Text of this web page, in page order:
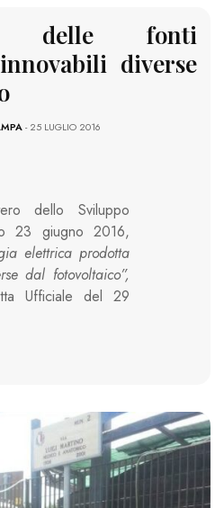
delle fonti
diverse
- 25 LUGLIO 2016
dello Sviluppo
23 giugno 2016,
elettrica prodotta
dal fotovoltaico”,
Ufficiale del 29